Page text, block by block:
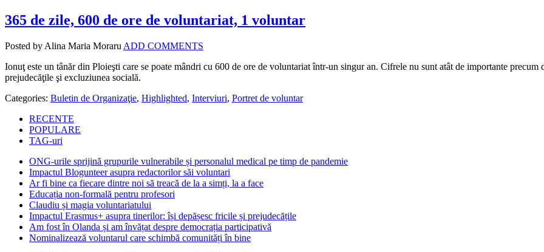
365 de zile, 600 de ore de voluntariat, 1 voluntar
Posted by Alina Maria Moraru ADD COMMENTS
Ionuţ este un tânăr din Ploieşti care se poate mândri cu 600 de ore de voluntariat într-un singur an. Cifrele nu sunt atât de importante
prejudecăţile şi excluziunea socială.
Categories: Buletin de Organizaţie, Highlighted, Interviuri, Portret de voluntar
RECENTE
POPULARE
TAG-uri
ONG-urile sprijină grupurile vulnerabile și personalul medical pe timp de pandemie
Impactul Blogunteer asupra redactorilor săi voluntari
Ar fi bine ca fiecare dintre noi să treacă de la a simți, la a face
Educația non-formală pentru profesori
Claudiu și magia voluntariatului
Impactul Erasmus+ asupra tinerilor: își depășesc fricile și prejudecățile
Am fost în Olanda și am învățat despre democrația participativă
Nominalizează voluntarul care schimbă comunități în bine